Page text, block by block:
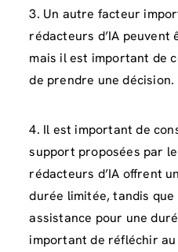
3. Un autre facteur
rédacteurs d’IA
mais il est important de
de prendre une décision.
4. Il est important de
support proposées par
rédacteurs d’IA offrent
durée limitée, tandis que
assistance pour une
important de réfléchir